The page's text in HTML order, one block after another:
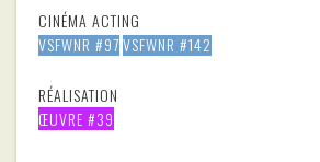
CINÉMA ACTING
VSFWNR #97VSFWNR #142
RÉALISATION
ŒUVRE #39